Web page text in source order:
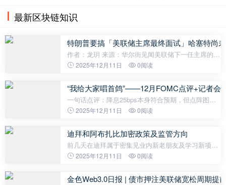
最新区块链知识
特朗普要搞「美联储主席最终面试」哈塞特尚
作者：龙玥 来源：华尔街见闻美联储下一任主席的遴
选正进入终局。尽管白宫国家经济委员会主任哈塞特
试，表明最终人选远未「板上钉钉
2025年12月11日 0阅读
“我给大家唱首鸽”——12月FOMC点评+记者会
一句话点评：降息25bps本身符合预期，但点阵图和
记者会信息比市场预期更鸽。这种鸽体现在三方面。
有出现，点阵图显著上调2026-2027
2025年12月11日 0阅读
迪拜和阿布扎比加密政策及监管方向
前几天在迪拜属于密集见业内新老朋友及学习新项目
的状态，这两天就是在阿布扎比跟当地的政策制定者
确，从过去的石油经济加速转
2025年12月11日 0阅读
金色Web3.0日报 | 债市押注美联储宽松周期提